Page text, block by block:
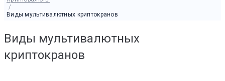
/
Виды мультивалютных криптокранов
Виды мультивалютных
криптокранов